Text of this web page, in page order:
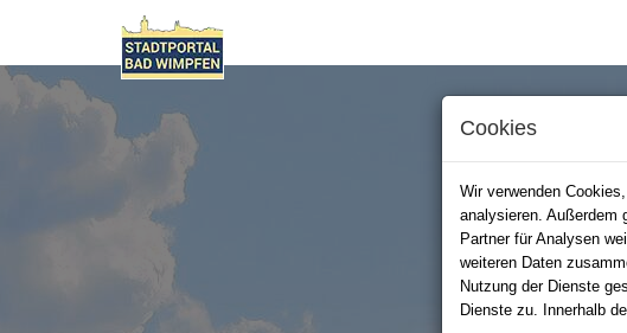
Cookies
Wir verwenden
analysieren. Außerdem
Partner für Analysen
weiteren Daten
Nutzung der Dienste
Dienste zu. Innerhalb